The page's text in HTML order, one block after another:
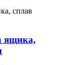
ящика,